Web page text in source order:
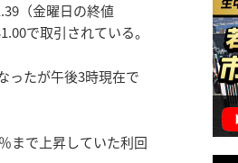
（金曜日の終値
で取引されている。
ったが午後3時現在で
まで上昇していた利回